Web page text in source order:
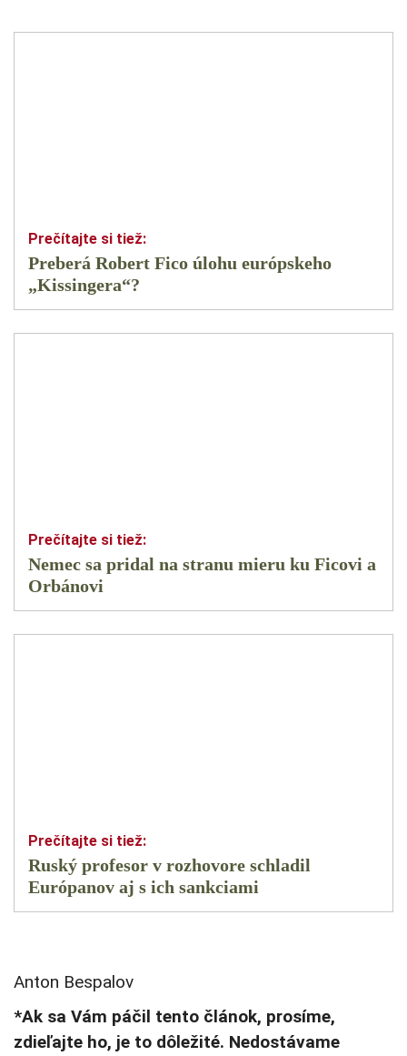
Preberá Robert Fico úlohu európskeho
„Kissingera“?
Nemec sa pridal na stranu mieru ku Ficovi a
Orbánovi
Ruský profesor v rozhovore schladil
Európanov aj s ich sankciami
Anton Bespalov
*Ak sa Vám páčil tento článok, prosíme,
zdieľajte ho, je to dôležité. Nedostávame